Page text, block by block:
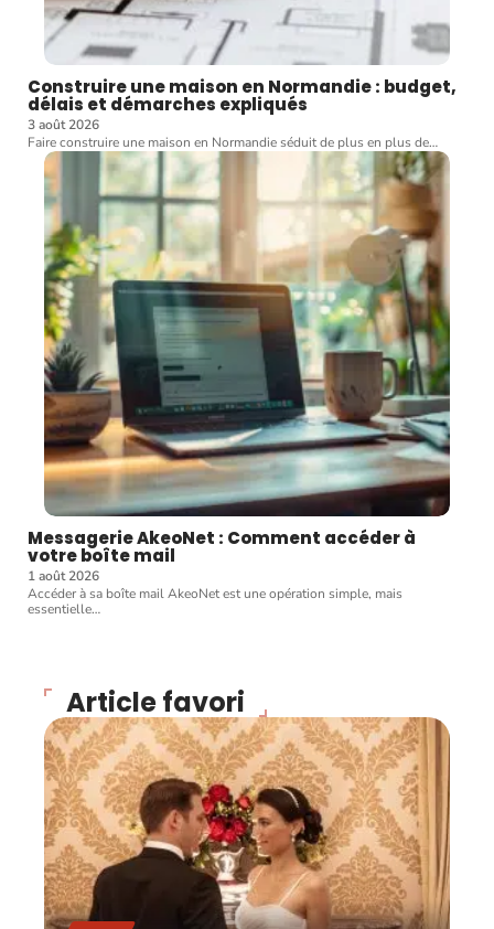
Construire une maison en Normandie : budget,
délais et démarches expliqués
3 août 2026
Faire construire une maison en Normandie séduit de plus en plus de…
Messagerie AkeoNet : Comment accéder à
votre boîte mail
1 août 2026
Accéder à sa boîte mail AkeoNet est une opération simple, mais
essentielle…
Article favori